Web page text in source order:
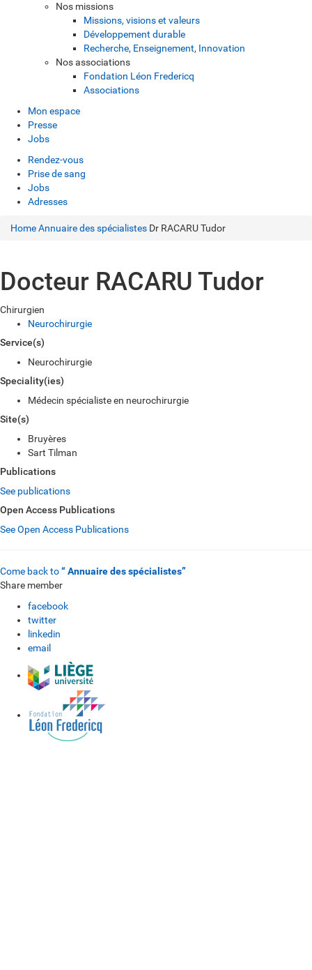
Nos missions
Missions, visions et valeurs
Développement durable
Recherche, Enseignement, Innovation
Nos associations
Fondation Léon Fredericq
Associations
Mon espace
Presse
Jobs
Rendez-vous
Prise de sang
Jobs
Adresses
HomeAnnuaire des spécialistes Dr RACARU Tudor
Docteur RACARU Tudor
Chirurgien
Neurochirurgie
Service(s)
Neurochirurgie
Speciality(ies)
Médecin spécialiste en neurochirurgie
Site(s)
Bruyères
Sart Tilman
Publications
See publications
Open Access Publications
See Open Access Publications
Come back to“ Annuaire des spécialistes”
Share member
facebook
twitter
linkedin
email